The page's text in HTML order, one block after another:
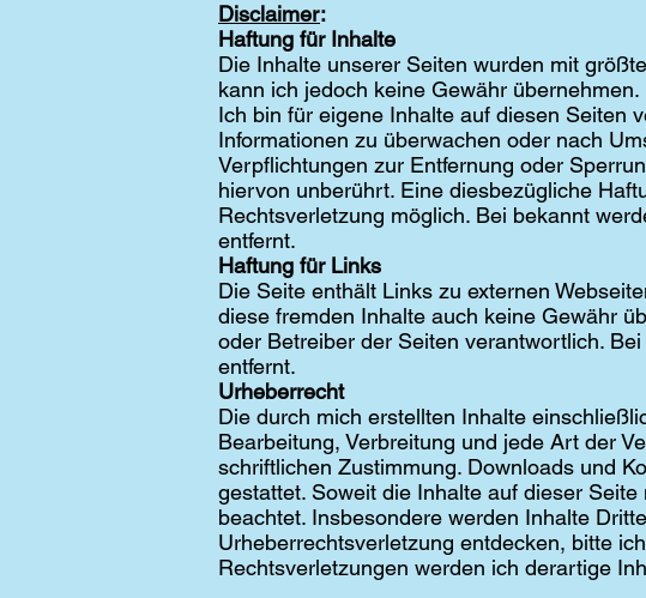
Disclaimer:
Haftung für Inhalte
Die Inhalte unserer Seiten wurden mit
kann ich jedoch keine Gewähr übernehmen.
Ich bin für eigene Inhalte auf diesen Seiten
Informationen zu überwachen oder nach
Verpflichtungen zur Entfernung oder
hiervon unberührt. Eine diesbezügliche
Rechtsverletzung möglich. Bei bekannt
entfernt.
Haftung für Links
Die Seite enthält Links zu externen
diese fremden Inhalte auch keine Gewähr
oder Betreiber der Seiten verantwortlich.
entfernt.
Urheberrecht
Die durch mich erstellten Inhalte
Bearbeitung, Verbreitung und jede Art der
schriftlichen Zustimmung. Downloads und
gestattet. Soweit die Inhalte auf dieser
beachtet. Insbesondere werden Inhalte
Urheberrechtsverletzung entdecken, bitte
Rechtsverletzungen werden ich derartige